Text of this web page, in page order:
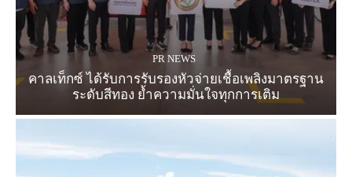
PR NEWS
คาลเท็กซ์ ได้รับการรับรองหัวจ่ายเชื้อเพลิงมาตรฐาน
ระดับสีทอง ย้ำความมั่นใจทุกการเติม